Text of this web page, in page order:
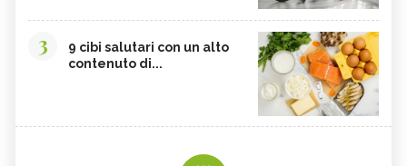
3
9 cibi salutari con un alto
contenuto di...